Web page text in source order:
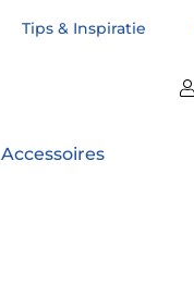
Tips & Inspiratie
Accessoires